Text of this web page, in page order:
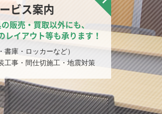
ビス案内
販売・買取以外にも、
レイアウト等も承ります！
書庫・ロッカーなど）
工事・間仕切施工・地震対策